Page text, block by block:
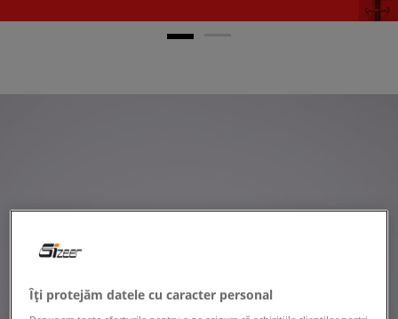
Îți protejăm datele cu caracter personal